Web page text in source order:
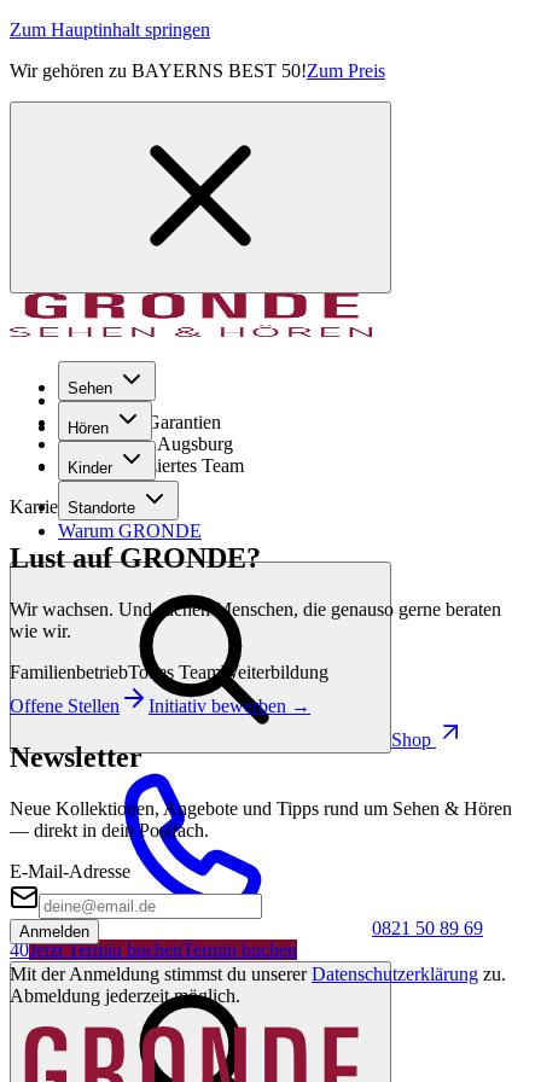
Zum Hauptinhalt springen
Wir gehören zu BAYERNS BEST 50!Zum Preis
Sehen
Hören
Kinder
Standorte
Warum GRONDE
Shop
0821 50 89 69
40Jetzt Termin buchenTermin buchen
Seit 1971
GRONDE Garantien
8× im Raum Augsburg
Hochqualifiziertes Team
Karriere
Lust auf GRONDE?
Wir wachsen. Und suchen Menschen, die genauso gerne beraten
wie wir.
FamilienbetriebTolles TeamWeiterbildung
Offene Stellen
Initiativ bewerben →
Newsletter
Neue Kollektionen, Angebote und Tipps rund um Sehen & Hören
— direkt in dein Postfach.
E-Mail-Adresse
Anmelden
Mit der Anmeldung stimmst du unserer Datenschutzerklärung zu.
Abmeldung jederzeit möglich.